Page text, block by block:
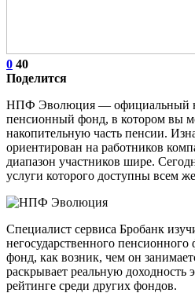
0 40
Поделится
НПФ Эволюция — официальный
пенсионный фонд, в котором вы
накопительную часть пенсии.
ориентирован на работников
диапазон участников шире.
услуги которого доступны всем
Специалист сервиса Бробанк
негосударственного
фонд, как возник, чем он
раскрывает реальную
рейтинге среди других фондов.